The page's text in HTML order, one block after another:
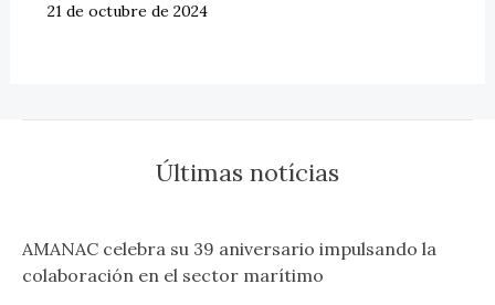
21 de octubre de 2024
Últimas notícias
AMANAC celebra su 39 aniversario impulsando la
colaboración en el sector marítimo